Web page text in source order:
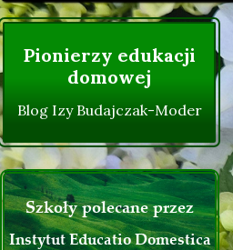
Życzenia Instytutu :)
Szkoły polecane przez
Instytut Educatio Domestica
Pionierzy edukacji
domowej
Blog Izy Budajczak-Moder